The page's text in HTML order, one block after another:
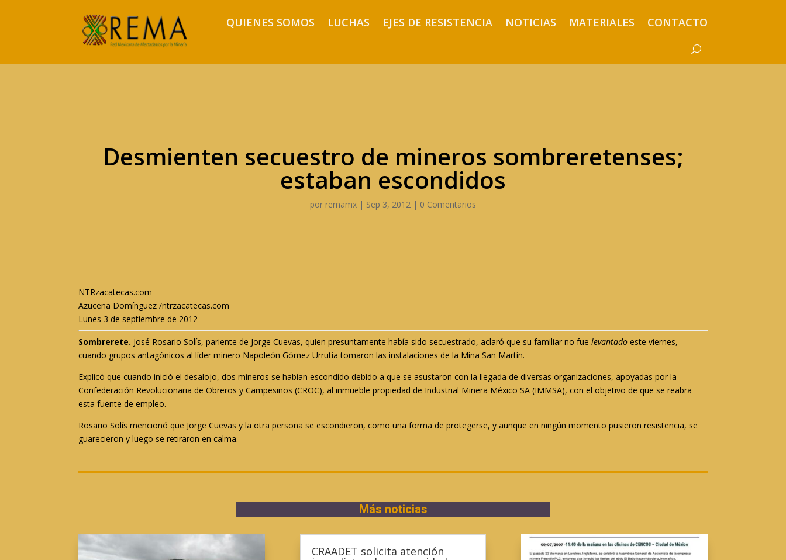
QUIENES SOMOS LUCHAS EJES DE RESISTENCIA NOTICIAS MATERIALES CONTACTO
Desmienten secuestro de mineros sombreretenses;
estaban escondidos
por remamx | Sep 3, 2012 | 0 Comentarios
NTRzacatecas.com
Azucena Domínguez /ntrzacatecas.com
Lunes 3 de septiembre de 2012
Sombrerete. José Rosario Solís, pariente de Jorge Cuevas, quien presuntamente había sido secuestrado, aclaró que su familiar no fuelevantadoeste viernes,
cuando grupos antagónicos al líder minero Napoleón Gómez Urrutia tomaron las instalaciones de la Mina San Martín.
Explicó que cuando inició el desalojo, dos mineros se habían escondido debido a que se asustaron con la llegada de diversas organizaciones, apoyadas por la
Confederación Revolucionaria de Obreros y Campesinos (CROC), al inmueble propiedad de Industrial Minera México SA (IMMSA), con el objetivo de que se reabra
esta fuente de empleo.
Rosario Solís mencionó que Jorge Cuevas y la otra persona se escondieron, como una forma de protegerse, y aunque en ningún momento pusieron resistencia, se
guarecieron y luego se retiraron en calma.
Más noticias
CRAADET solicita atención